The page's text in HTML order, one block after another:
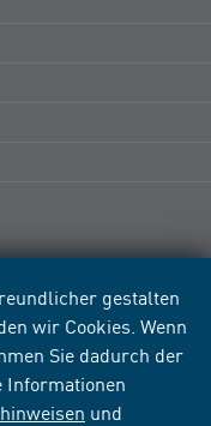
gestalten
wir Cookies. Wenn
Sie dadurch der
Informationen
und